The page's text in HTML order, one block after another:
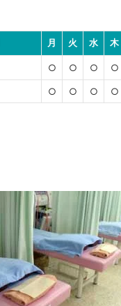
月 火 水 木
○ ○ ○ ○
○ ○ ○ ○